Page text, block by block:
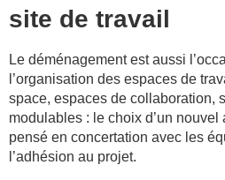
site de travail
Le déménagement est aussi
l’organisation des espaces de
space, espaces de collaboration,
modulables : le choix d’un
pensé en concertation avec les
l’adhésion au projet.